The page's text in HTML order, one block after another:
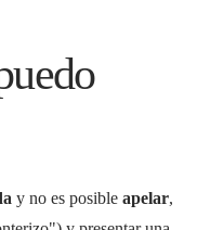
y no es posible apelar,